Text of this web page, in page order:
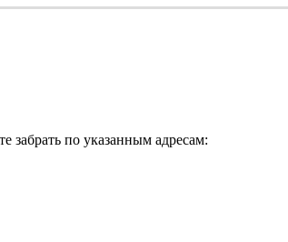
забрать по указанным адресам: